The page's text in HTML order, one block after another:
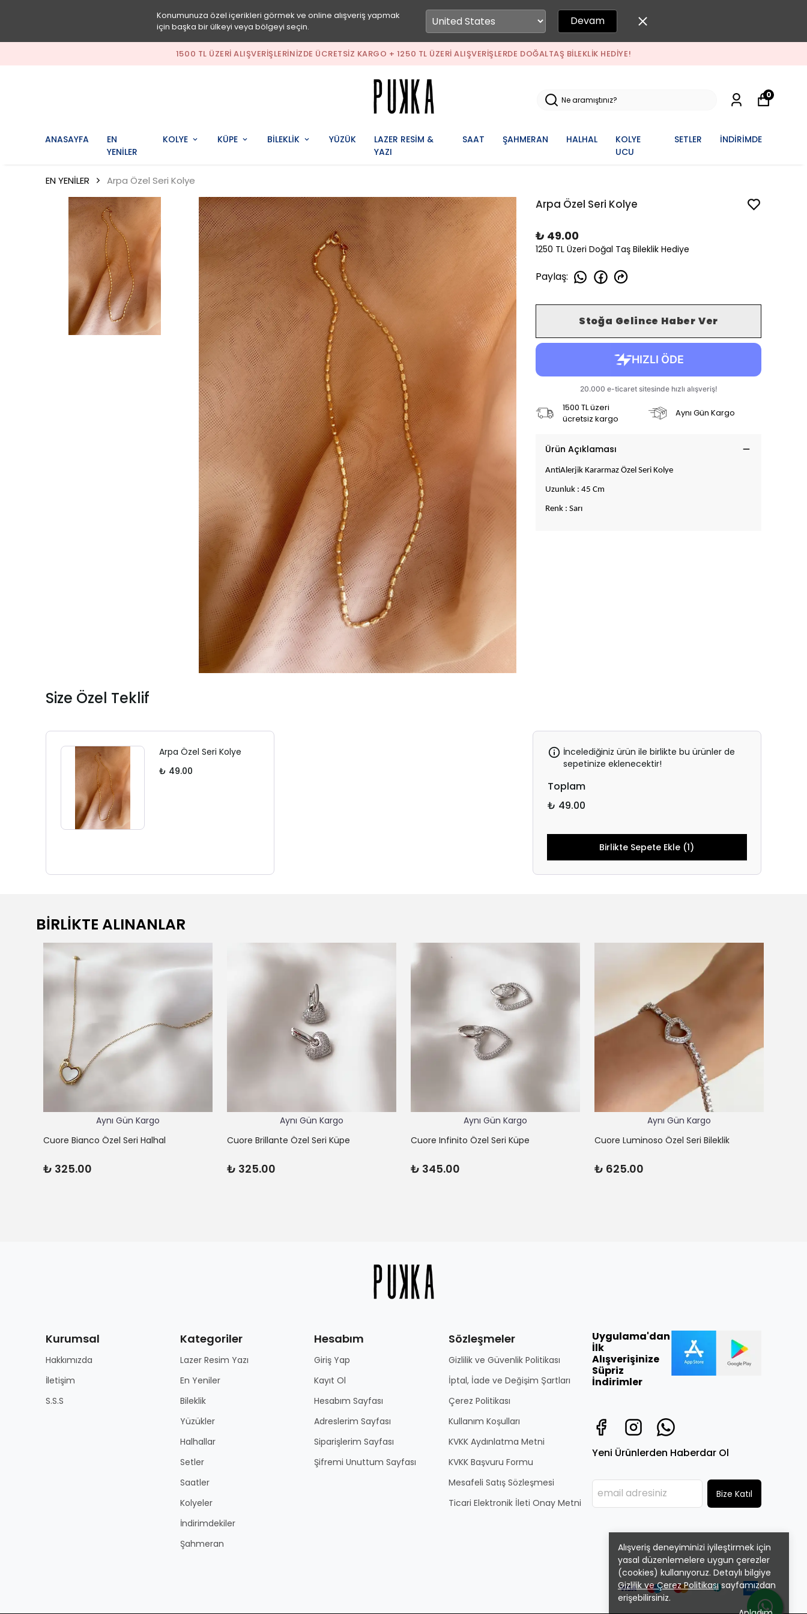
Konumunuza özel içerikleri görmek ve online alışveriş yapmak
için başka bir ülkeyi veya bölgeyi seçin.
Devam
1500 TL ÜZERI ALIŞVERIŞLERINIZDE ÜCRETSIZ KARGO + 1250 TL ÜZERI ALIŞVERIŞLERDE DOĞALTAŞ BILEKLIK HEDIYE!
ANASAYFA
EN
YENİLER
KOLYE KÜPE BİLEKLİK YÜZÜK
LAZER RESİM &
YAZI
SAAT ŞAHMERAN HALHAL
KOLYE
UCU
SETLER İNDİRİMDE
0
Alışveriş deneyiminizi iyileştirmek için
yasal düzenlemelere uygun çerezler
(cookies) kullanıyoruz. Detaylı bilgiye
Gizlilik ve Çerez Politikasısayfamızdan
erişebilirsiniz.
EN YENİLER Arpa Özel Seri Kolye
Arpa Özel Seri Kolye
₺ 49.00
1250 TL Üzeri Doğal Taş Bileklik Hediye
Paylaş:
Stoğa Gelince Haber Ver
1500 TL üzeri
ücretsiz kargo
Aynı Gün Kargo
Ürün Açıklaması
AntiAlerjik Kararmaz Özel Seri Kolye
Uzunluk : 45 Cm
Renk : Sarı
Size Özel Teklif
Arpa Özel Seri Kolye
₺ 49.00
İncelediğiniz ürün ile birlikte bu ürünler de
sepetinize eklenecektir!
Toplam
₺ 49.00
Birlikte Sepete Ekle (1)
BİRLİKTE ALINANLAR
Aynı Gün Kargo
Cuore Bianco Özel Seri Halhal
₺ 325.00
Aynı Gün Kargo
Cuore Brillante Özel Seri Küpe
₺ 325.00
Aynı Gün Kargo
Cuore Infinito Özel Seri Küpe
₺ 345.00
Aynı Gün Kargo
Cuore Luminoso Özel Seri Bileklik
₺ 625.00
Kurumsal
Hakkımızda
İletişim
S.S.S
Kategoriler
Lazer Resim Yazı
En Yeniler
Bileklik
Yüzükler
Halhallar
Setler
Saatler
Kolyeler
İndirimdekiler
Şahmeran
Hesabım
Giriş Yap
Kayıt Ol
Hesabım Sayfası
Adreslerim Sayfası
Siparişlerim Sayfası
Şifremi Unuttum Sayfası
Sözleşmeler
Gizlilik ve Güvenlik Politikası
İptal, İade ve Değişim Şartları
Çerez Politikası
Kullanım Koşulları
KVKK Aydınlatma Metni
KVKK Başvuru Formu
Mesafeli Satış Sözleşmesi
Ticari Elektronik İleti Onay Metni
Uygulama'dan
İlk
Alışverişinize
Süpriz
İndirimler
Yeni Ürünlerden Haberdar Ol
Bize Katıl